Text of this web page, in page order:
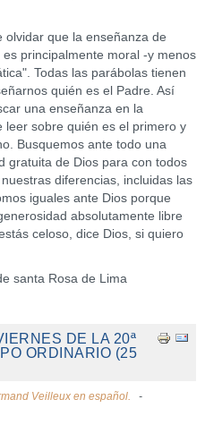
que la enseñanza de
principalmente moral -y menos
Todas las parábolas tienen
quién es el Padre. Así
una enseñanza en la
leer sobre quién es el primero y
Busquemos ante todo una
gratuita de Dios para con todos
diferencias, incluidas las
iguales ante Dios porque
absolutamente libre
celoso, dice Dios, si quiero
santa Rosa de Lima
DE LA 20ª
ORDINARIO (25
Veilleux en español.